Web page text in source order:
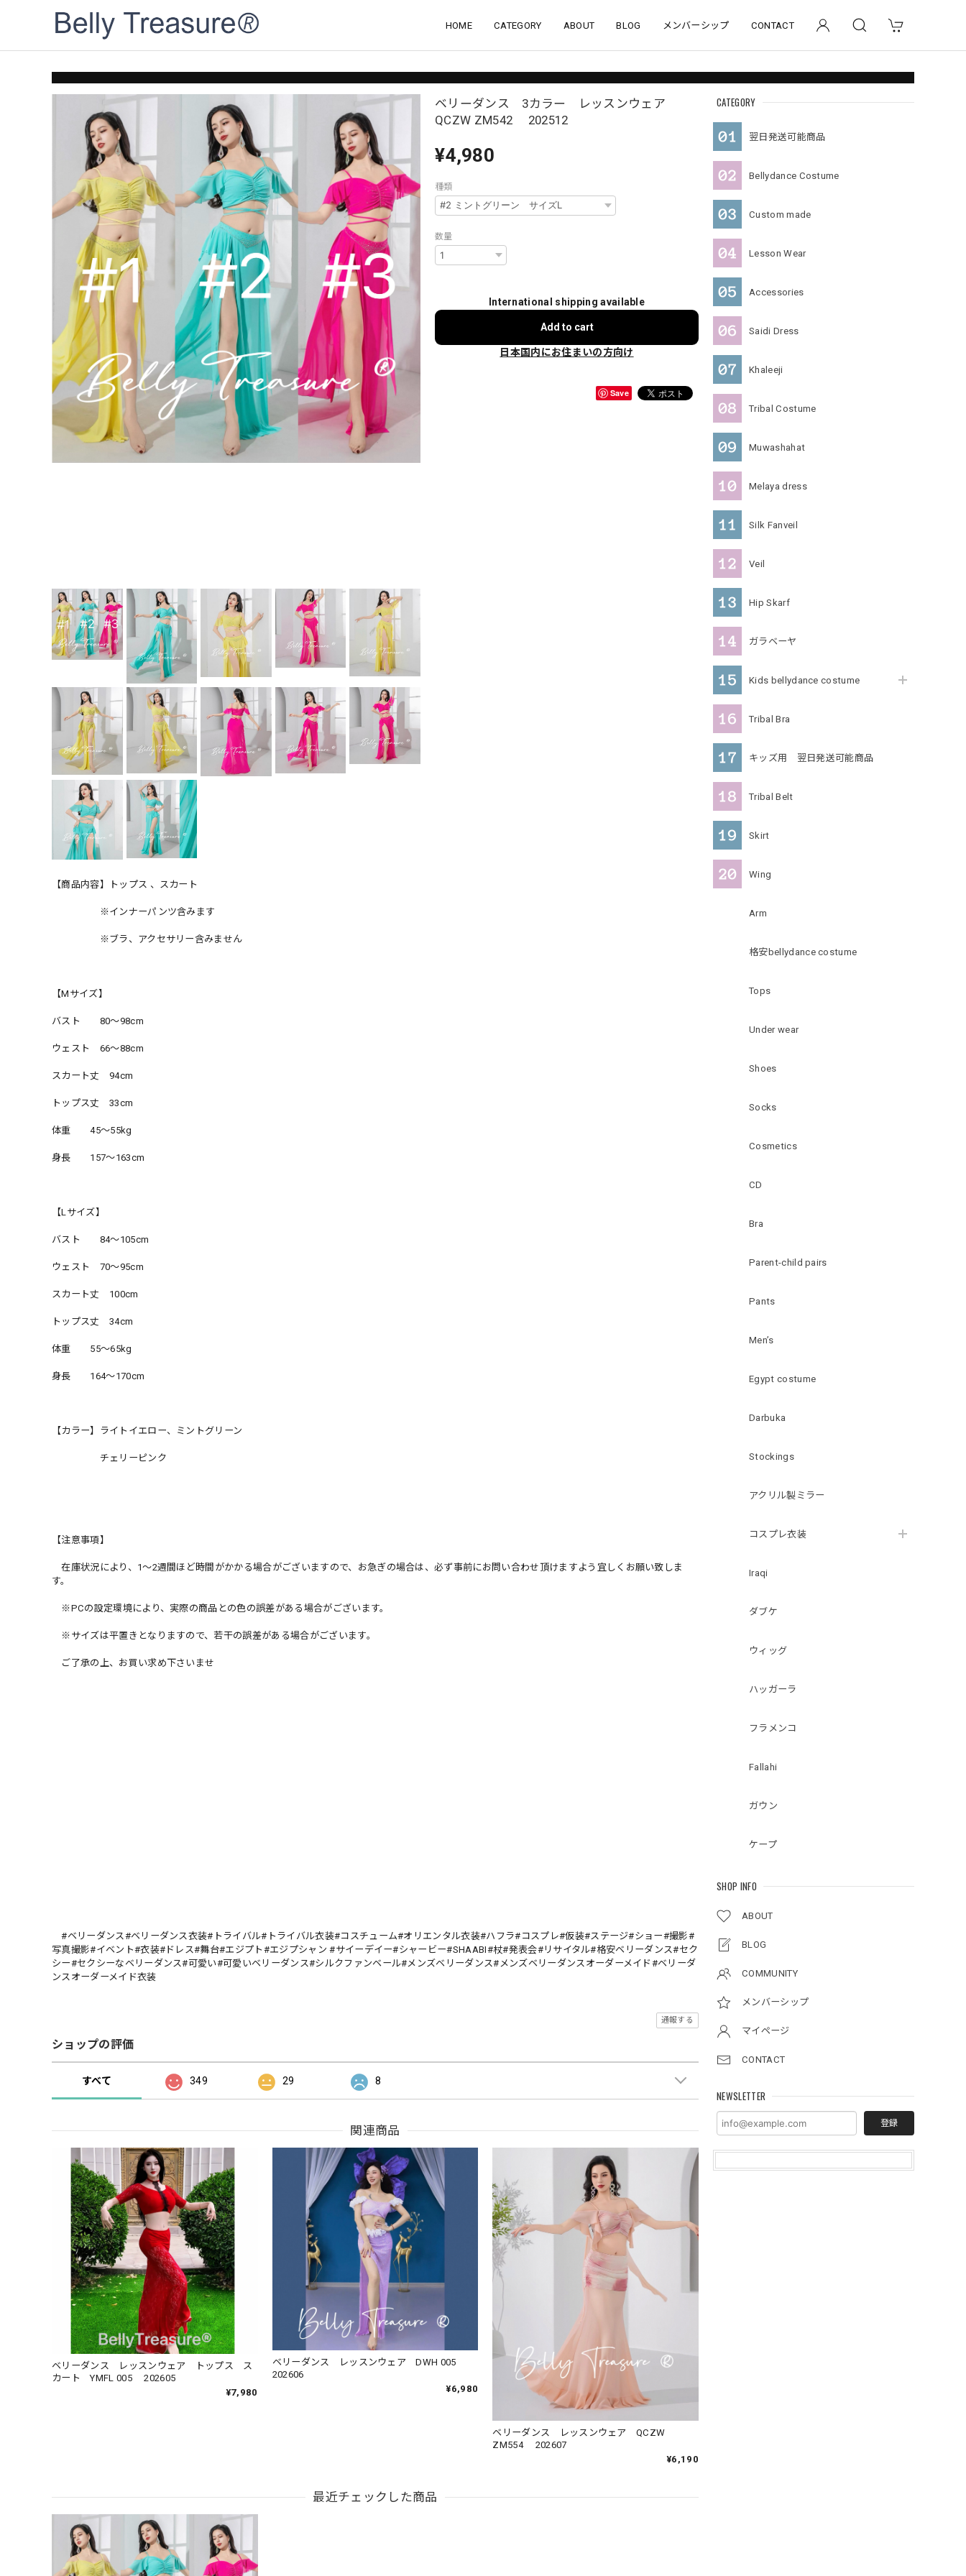
HOME CATEGORY ABOUT BLOG メンバーシップ CONTACT
CATEGORY
翌日発送可能商品
Bellydance Costume
Custom made
Lesson Wear
Accessories
Saidi Dress
Khaleeji
Tribal Costume
Muwashahat
Melaya dress
Silk Fanveil
Veil
Hip Skarf
ガラベーヤ
Kids bellydance costume
Tribal Bra
キッズ用 翌日発送可能商品
Tribal Belt
Skirt
Wing
Arm
格安bellydance costume
Tops
Under wear
Shoes
Socks
Cosmetics
CD
Bra
Parent-child pairs
Pants
Men’s
Egypt costume
Darbuka
Stockings
アクリル製ミラー
コスプレ衣装
Iraqi
ダブケ
ウィッグ
ハッガーラ
フラメンコ
Fallahi
ガウン
ケープ
SHOP INFO
ABOUT
BLOG
COMMUNITY
メンバーシップ
マイページ
CONTACT
NEWSLETTER
登録
ベリーダンス 3カラー レッスンウェア
QCZW ZM542 202512
¥4,980
種類
数量
International shipping available
Add to cart
日本国内にお住まいの方向け
Save
【商品内容】トップス 、スカート
※インナーパンツ含みます
※ブラ、アクセサリー含みません
【Mサイズ】
バスト 80〜98cm
ウェスト 66〜88cm
スカート丈 94cm
トップス丈 33cm
体重 45〜55kg
身長 157〜163cm
【Lサイズ】
バスト 84〜105cm
ウェスト 70〜95cm
スカート丈 100cm
トップス丈 34cm
体重 55〜65kg
身長 164〜170cm
【カラー】ライトイエロー、ミントグリーン
チェリーピンク
【注意事項】
在庫状況により、1〜2週間ほど時間がかかる場合がございますので、お急ぎの場合は、必ず事前にお問い合わせ頂けますよう宜しくお願い致しま
す。
※PCの設定環境により、実際の商品との色の誤差がある場合がございます。
※サイズは平置きとなりますので、若干の誤差がある場合がございます。
ご了承の上、お買い求め下さいませ
#ベリーダンス#ベリーダンス衣装#トライバル#トライバル衣装#コスチューム#オリエンタル衣装#ハフラ#コスプレ#仮装#ステージ#ショー#撮影#
写真撮影#イベント#衣装#ドレス#舞台#エジプト#エジプシャン #サイーデイー#シャービー#SHAABI#杖#発表会#リサイタル#格安ベリーダンス#セク
シー#セクシーなベリーダンス#可愛い#可愛いベリーダンス#シルクファンベール#メンズベリーダンス#メンズベリーダンスオーダーメイド#ベリーダ
ンスオーダーメイド衣装
通報する
ショップの評価
すべて 349 29 8
関連商品
ベリーダンス レッスンウェア トップス ス
カート YMFL 005 202605
¥7,980
ベリーダンス レッスンウェア DWH 005
202606
¥6,980
ベリーダンス レッスンウェア QCZW
ZM554 202607
¥6,190
最近チェックした商品